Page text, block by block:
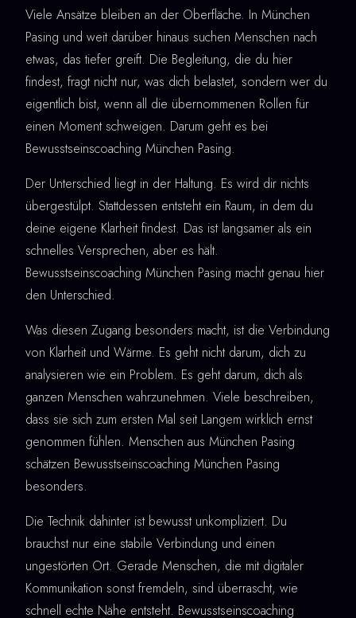
Viele Ansätze bleiben an der Oberfläche. In München
Pasing und weit darüber hinaus suchen Menschen nach
etwas, das tiefer greift. Die Begleitung, die du hier
findest, fragt nicht nur, was dich belastet, sondern wer du
eigentlich bist, wenn all die übernommenen Rollen für
einen Moment schweigen. Darum geht es bei
Bewusstseinscoaching München Pasing.
Der Unterschied liegt in der Haltung. Es wird dir nichts
übergestülpt. Stattdessen entsteht ein Raum, in dem du
deine eigene Klarheit findest. Das ist langsamer als ein
schnelles Versprechen, aber es hält.
Bewusstseinscoaching München Pasing macht genau hier
den Unterschied.
Was diesen Zugang besonders macht, ist die Verbindung
von Klarheit und Wärme. Es geht nicht darum, dich zu
analysieren wie ein Problem. Es geht darum, dich als
ganzen Menschen wahrzunehmen. Viele beschreiben,
dass sie sich zum ersten Mal seit Langem wirklich ernst
genommen fühlen. Menschen aus München Pasing
schätzen Bewusstseinscoaching München Pasing
besonders.
Die Technik dahinter ist bewusst unkompliziert. Du
brauchst nur eine stabile Verbindung und einen
ungestörten Ort. Gerade Menschen, die mit digitaler
Kommunikation sonst fremdeln, sind überrascht, wie
schnell echte Nähe entsteht. Bewusstseinscoaching